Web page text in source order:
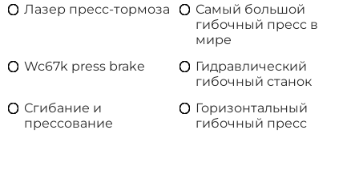
Лазер пресс-тормоза
Самый большой
гибочный пресс в
мире
Wc67k press brake
Гидравлический
гибочный станок
Сгибание и
прессование
Горизонтальный
гибочный пресс